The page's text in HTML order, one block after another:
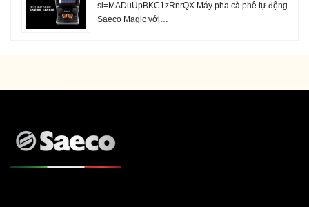
si=MADuUpBKC1zRnrQX Máy pha cà phê tự động
Saeco Magic với…